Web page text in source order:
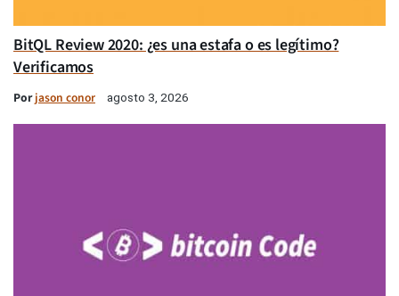
BitQL Review 2020: ¿es una estafa o es legítimo?
Verificamos
Porjason conor agosto 3, 2026